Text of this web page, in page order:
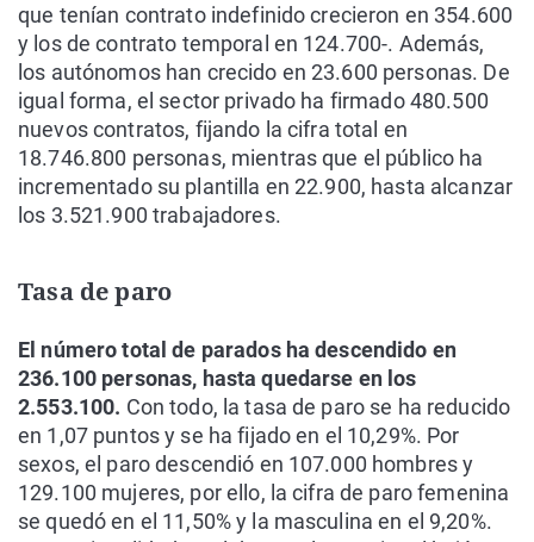
que tenían contrato indefinido crecieron en 354.600
y los de contrato temporal en 124.700-. Además,
los autónomos han crecido en 23.600 personas. De
igual forma, el sector privado ha firmado 480.500
nuevos contratos, fijando la cifra total en
18.746.800 personas, mientras que el público ha
incrementado su plantilla en 22.900, hasta alcanzar
los 3.521.900 trabajadores.
Tasa de paro
El número total de parados ha descendido en
236.100 personas, hasta quedarse en los
2.553.100. Con todo, la tasa de paro se ha reducido
en 1,07 puntos y se ha fijado en el 10,29%. Por
sexos, el paro descendió en 107.000 hombres y
129.100 mujeres, por ello, la cifra de paro femenina
se quedó en el 11,50% y la masculina en el 9,20%.